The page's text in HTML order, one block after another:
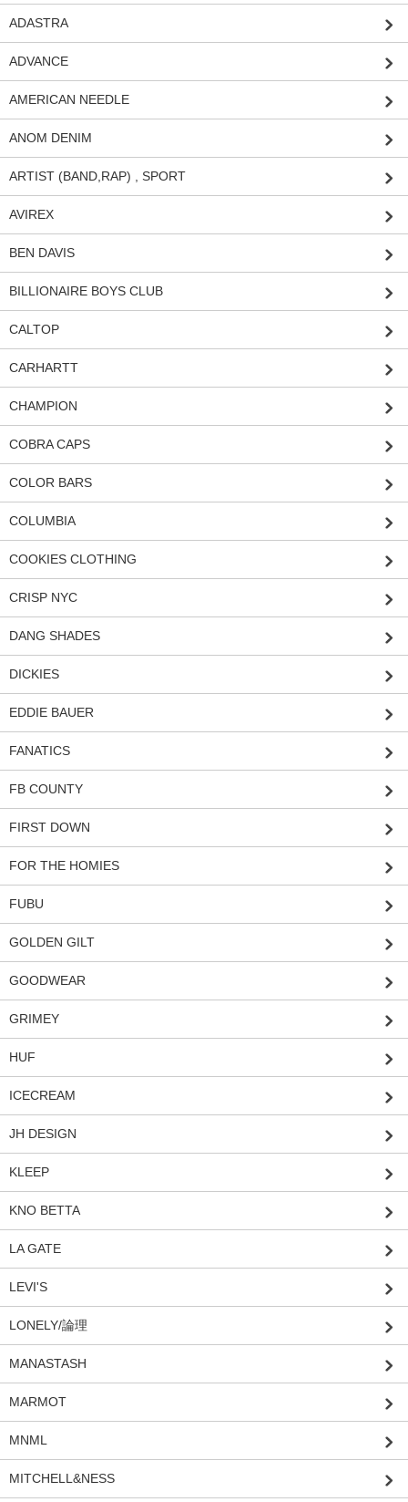
ADASTRA
ADVANCE
AMERICAN NEEDLE
ANOM DENIM
ARTIST (BAND,RAP) , SPORT
AVIREX
BEN DAVIS
BILLIONAIRE BOYS CLUB
CALTOP
CARHARTT
CHAMPION
COBRA CAPS
COLOR BARS
COLUMBIA
COOKIES CLOTHING
CRISP NYC
DANG SHADES
DICKIES
EDDIE BAUER
FANATICS
FB COUNTY
FIRST DOWN
FOR THE HOMIES
FUBU
GOLDEN GILT
GOODWEAR
GRIMEY
HUF
ICECREAM
JH DESIGN
KLEEP
KNO BETTA
LA GATE
LEVI'S
LONELY/論理
MANASTASH
MARMOT
MNML
MITCHELL&NESS